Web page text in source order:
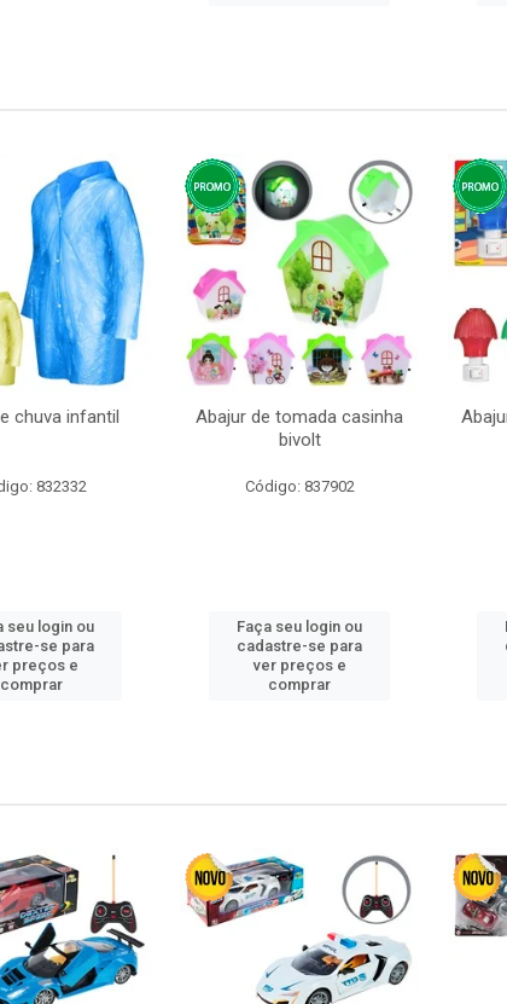
chuva infantil
832332
seu login ou
se para
preços e
comprar
Abajur de tomada casinha
bivolt
Código: 837902
Faça seu login ou
cadastre-se para
ver preços e
comprar